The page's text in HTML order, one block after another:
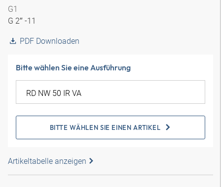
G1
G 2″ -11
PDF Downloaden
Bitte wählen Sie eine Ausführung
BITTE WÄHLEN SIE EINEN ARTIKEL
Artikeltabelle anzeigen